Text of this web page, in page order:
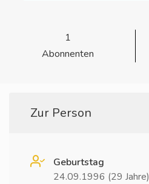
1
Abonnenten
Zur Person
Geburtstag
24.09.1996 (29 Jahre)